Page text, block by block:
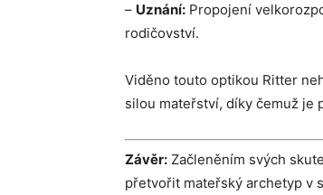
– Uznání: Propojení
rodičovství.
Viděno touto optikou Ritter
silou mateřství, díky čemuž je
Závěr: Začleněním svých
přetvořit mateřský archetyp v